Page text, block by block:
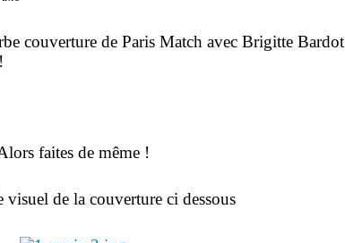
couverture de Paris Match avec Brigitte Bardot
faites de même !
visuel de la couverture ci dessous